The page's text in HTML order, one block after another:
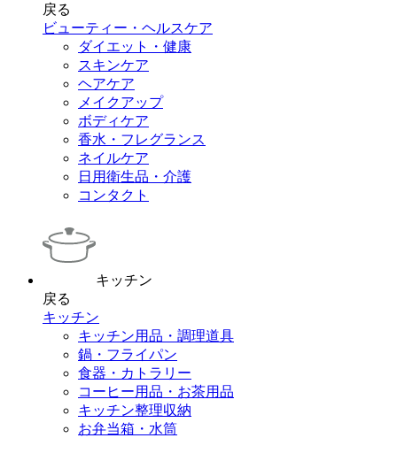
戻る
ビューティー・ヘルスケア
ダイエット・健康
スキンケア
ヘアケア
メイクアップ
ボディケア
香水・フレグランス
ネイルケア
日用衛生品・介護
コンタクト
キッチン
戻る
キッチン
キッチン用品・調理道具
鍋・フライパン
食器・カトラリー
コーヒー用品・お茶用品
キッチン整理収納
お弁当箱・水筒